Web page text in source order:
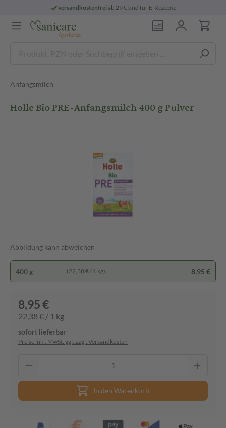
versandkostenfreiab 29 € und für E-Rezepte
Anfangsmilch
Holle Bio PRE-Anfangsmilch 400 g Pulver
Abbildung kann abweichen
400 g (22,38 € / 1 kg) 8,95 €
8,95 €
22,38 € / 1 kg
sofort lieferbar
Preise inkl. MwSt. ggf. zzgl. Versandkosten
In den Warenkorb